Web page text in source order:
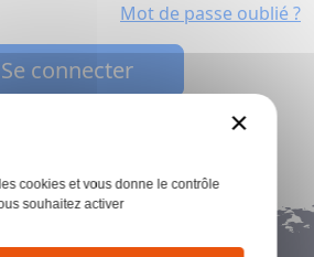
Mot de passe oublié ?
Se connecter
×
cookies et vous donne le contrôle
souhaitez activer